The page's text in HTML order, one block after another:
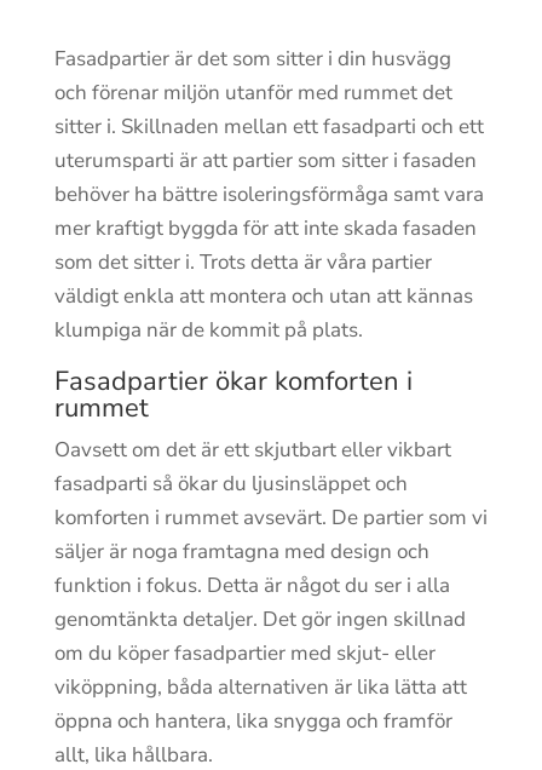
Fasadpartier är det som sitter i din husvägg
och förenar miljön utanför med rummet det
sitter i. Skillnaden mellan ett fasadparti och ett
uterumsparti är att partier som sitter i fasaden
behöver ha bättre isoleringsförmåga samt vara
mer kraftigt byggda för att inte skada fasaden
som det sitter i. Trots detta är våra partier
väldigt enkla att montera och utan att kännas
klumpiga när de kommit på plats.
Fasadpartier ökar komforten i
rummet
Oavsett om det är ett skjutbart eller vikbart
fasadparti så ökar du ljusinsläppet och
komforten i rummet avsevärt. De partier som vi
säljer är noga framtagna med design och
funktion i fokus. Detta är något du ser i alla
genomtänkta detaljer. Det gör ingen skillnad
om du köper fasadpartier med skjut- eller
viköppning, båda alternativen är lika lätta att
öppna och hantera, lika snygga och framför
allt, lika hållbara.